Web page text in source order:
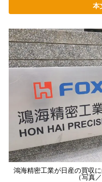
本
鴻海精密工業が日産の買収
（写真